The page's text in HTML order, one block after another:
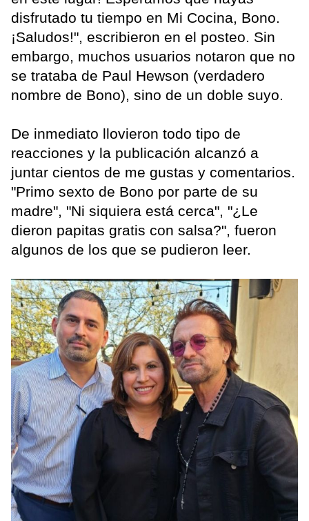
disfrutado tu tiempo en Mi Cocina, Bono.
¡Saludos!", escribieron en el posteo. Sin
embargo, muchos usuarios notaron que no
se trataba de Paul Hewson (verdadero
nombre de Bono), sino de un doble suyo.
De inmediato llovieron todo tipo de
reacciones y la publicación alcanzó a
juntar cientos de me gustas y comentarios.
"Primo sexto de Bono por parte de su
madre", "Ni siquiera está cerca", "¿Le
dieron papitas gratis con salsa?", fueron
algunos de los que se pudieron leer.